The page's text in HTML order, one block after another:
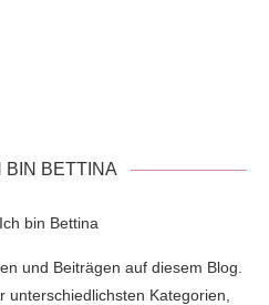
BIN BETTINA
und Beiträgen auf diesem Blog.
unterschiedlichsten Kategorien,